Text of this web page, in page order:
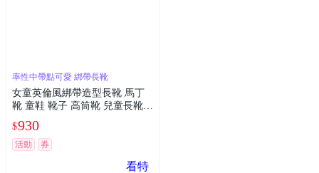
率性中帶點可愛 綁帶長靴
女童英倫風綁帶造型長靴 馬丁
靴 童鞋 靴子 高筒靴 兒童長靴
9156】
$930
活動 券
看特